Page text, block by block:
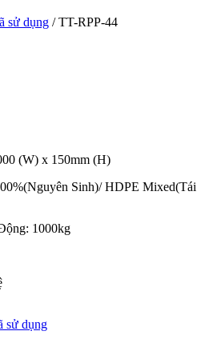
sử dụng / TT-RPP-44
(W) x 150mm (H)
Sinh)/ HDPE Mixed(Tái
1000kg
sử dụng